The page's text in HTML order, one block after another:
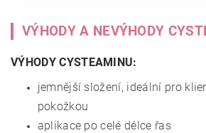
VÝHODY A NEVÝHODY
VÝHODY CYSTEAMINU:
jemnější složení, ideální pro
pokožkou
aplikace po celé délce řas